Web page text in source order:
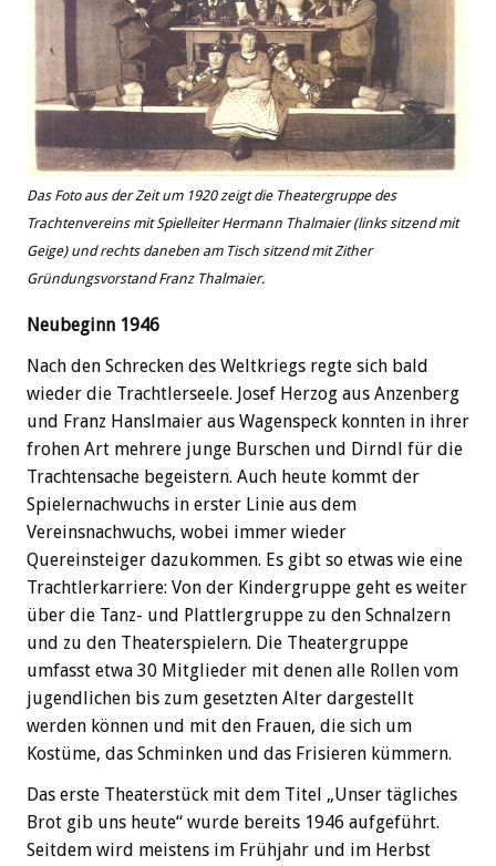
Das Foto aus der Zeit um 1920 zeigt die Theatergruppe des
Trachtenvereins mit Spielleiter Hermann Thalmaier (links sitzend mit
Geige) und rechts daneben am Tisch sitzend mit Zither
Gründungsvorstand Franz Thalmaier.
Neubeginn 1946
Nach den Schrecken des Weltkriegs regte sich bald
wieder die Trachtlerseele. Josef Herzog aus Anzenberg
und Franz Hanslmaier aus Wagenspeck konnten in ihrer
frohen Art mehrere junge Burschen und Dirndl für die
Trachtensache begeistern. Auch heute kommt der
Spielernachwuchs in erster Linie aus dem
Vereinsnachwuchs, wobei immer wieder
Quereinsteiger dazukommen. Es gibt so etwas wie eine
Trachtlerkarriere: Von der Kindergruppe geht es weiter
über die Tanz- und Plattlergruppe zu den Schnalzern
und zu den Theaterspielern. Die Theatergruppe
umfasst etwa 30 Mitglieder mit denen alle Rollen vom
jugendlichen bis zum gesetzten Alter dargestellt
werden können und mit den Frauen, die sich um
Kostüme, das Schminken und das Frisieren kümmern.
Das erste Theaterstück mit dem Titel „Unser tägliches
Brot gib uns heute“ wurde bereits 1946 aufgeführt.
Seitdem wird meistens im Frühjahr und im Herbst